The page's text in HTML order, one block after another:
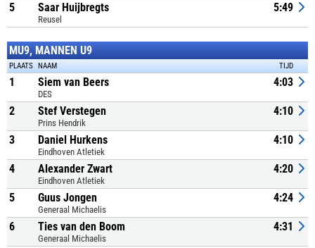
5 Saar Huijbregts
Reusel
5:49
MU9, MANNEN U9
PLAATS NAAM TIJD
1 Siem van Beers
DES
4:03
2 Stef Verstegen
Prins Hendrik
4:10
3 Daniel Hurkens
Eindhoven Atletiek
4:10
4 Alexander Zwart
Eindhoven Atletiek
4:20
5 Guus Jongen
Generaal Michaelis
4:24
6 Ties van den Boom
Generaal Michaelis
4:31